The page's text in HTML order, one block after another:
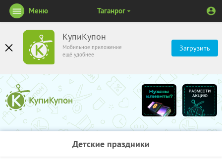
КупиКупон
Мобильное приложение
ещё удобнее
Загрузить
Меню Таганрог
Детские праздники